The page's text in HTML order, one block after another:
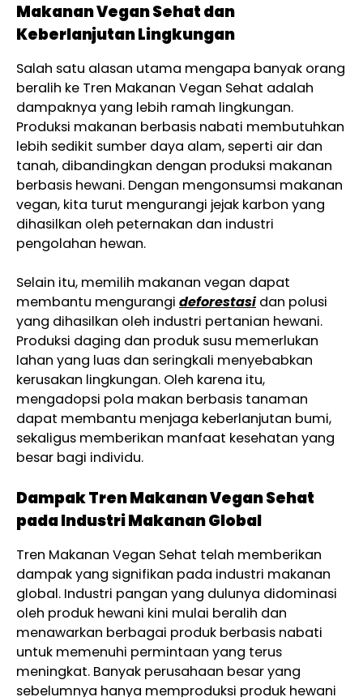
Makanan Vegan Sehat dan
Keberlanjutan Lingkungan
Salah satu alasan utama mengapa banyak orang
beralih ke Tren Makanan Vegan Sehat adalah
dampaknya yang lebih ramah lingkungan.
Produksi makanan berbasis nabati membutuhkan
lebih sedikit sumber daya alam, seperti air dan
tanah, dibandingkan dengan produksi makanan
berbasis hewani. Dengan mengonsumsi makanan
vegan, kita turut mengurangi jejak karbon yang
dihasilkan oleh peternakan dan industri
pengolahan hewan.
Selain itu, memilih makanan vegan dapat
membantu mengurangi deforestasi dan polusi
yang dihasilkan oleh industri pertanian hewani.
Produksi daging dan produk susu memerlukan
lahan yang luas dan seringkali menyebabkan
kerusakan lingkungan. Oleh karena itu,
mengadopsi pola makan berbasis tanaman
dapat membantu menjaga keberlanjutan bumi,
sekaligus memberikan manfaat kesehatan yang
besar bagi individu.
Dampak Tren Makanan Vegan Sehat
pada Industri Makanan Global
Tren Makanan Vegan Sehat telah memberikan
dampak yang signifikan pada industri makanan
global. Industri pangan yang dulunya didominasi
oleh produk hewani kini mulai beralih dan
menawarkan berbagai produk berbasis nabati
untuk memenuhi permintaan yang terus
meningkat. Banyak perusahaan besar yang
sebelumnya hanya memproduksi produk hewani